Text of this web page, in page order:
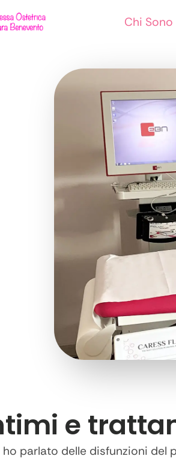
Chi Sono
e
parlato delle disfunzioni del